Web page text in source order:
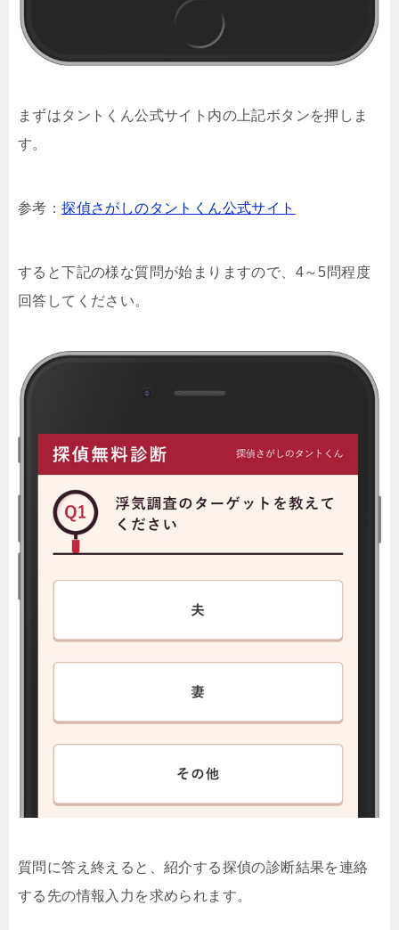
まずはタントくん公式サイト内の上記ボタンを押しま
す。
参考：探偵さがしのタントくん公式サイト
すると下記の様な質問が始まりますので、4～5問程度
回答してください。
質問に答え終えると、紹介する探偵の診断結果を連絡
する先の情報入力を求められます。